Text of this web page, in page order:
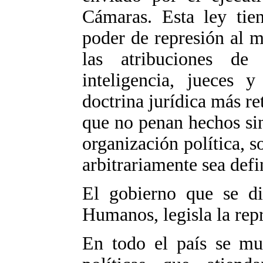
Cámaras. Esta ley
poder de represión al
las atribuciones
inteligencia, jueces
doctrina jurídica más
que no penan hechos
organización política,
arbitrariamente sea
El gobierno que se
Humanos, legisla la
En todo el país se